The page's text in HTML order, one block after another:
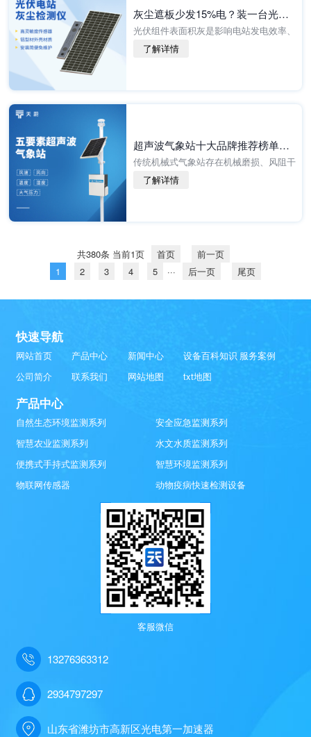
灰尘遮板少发15%电？装一台光伏灰尘检测仪，提升发电效率，清洗成本省20%
光伏组件表面积灰是影响电站发电效率、
制约投资收益的核心隐形问题。野外光伏
电站长期暴露在风沙、扬尘、雾霾、落叶
了解详情
超声波气象站十大品牌推荐榜单（2026高精度气象监测TOP10）
传统机械式气象站存在机械磨损、风阻干
扰、测量延时、维护繁琐等问题，难以满
足野外长期无人值守、高精度连续监测需
了解详情
共380条 当前1页 首页
前一页
1
2 3 4 5 ··· 后一页 尾页
快速导航
网站首页 产品中心 新闻中心 设备百科知识 服务案例
公司简介
联系我们 网站地图 txt地图
产品中心
自然生态环境监测系列
安全应急监测系列
智慧农业监测系列
水文水质监测系列
便携式手持式监测系列
智慧环境监测系列
物联网传感器
动物疫病快速检测设备
客服微信
13276363312
2934797297
山东省潍坊市高新区光电第一加速器